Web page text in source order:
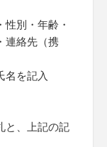
別・年齢・
連絡先（携
名を記入
と、上記の記